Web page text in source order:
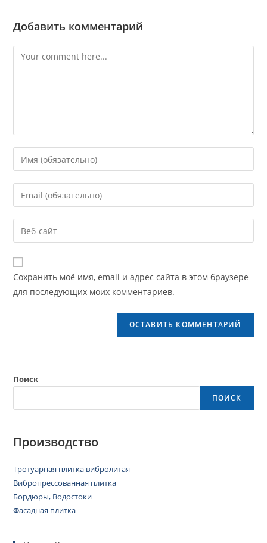
Добавить комментарий
Сохранить моё имя, email и адрес сайта в этом браузере
для последующих моих комментариев.
Поиск
ПОИСК
Производство
Тротуарная плитка вибролитая
Вибропрессованная плитка
Бордюры, Водостоки
Фасадная плитка